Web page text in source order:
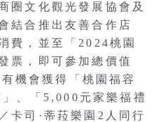
圈文化觀光發展協會及
結合推出友善合作店
費，並至「2024桃園
票，即可參加總價值
機會獲得「桃園福容
、「5,000元家樂福禮
卡司·蒂菈樂園2人同行